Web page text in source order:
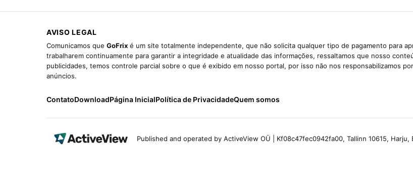
AVISO LEGAL
Comunicamos que GoFrix é um site totalmente independente, que não solicita qualquer tipo de pagamento para
trabalharem continuamente para garantir a integridade e atualidade das informações, ressaltamos que nosso
publicidades, temos controle parcial sobre o que é exibido em nosso portal, por isso não nos responsabilizamos
anúncios.
ContatoDownloadPágina InicialPolítica de PrivacidadeQuem somos
Published and operated by ActiveView OÜ | Kf08c47fec0942fa00, Tallinn 10615, Harju,